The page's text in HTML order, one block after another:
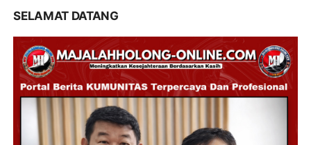
SELAMAT DATANG